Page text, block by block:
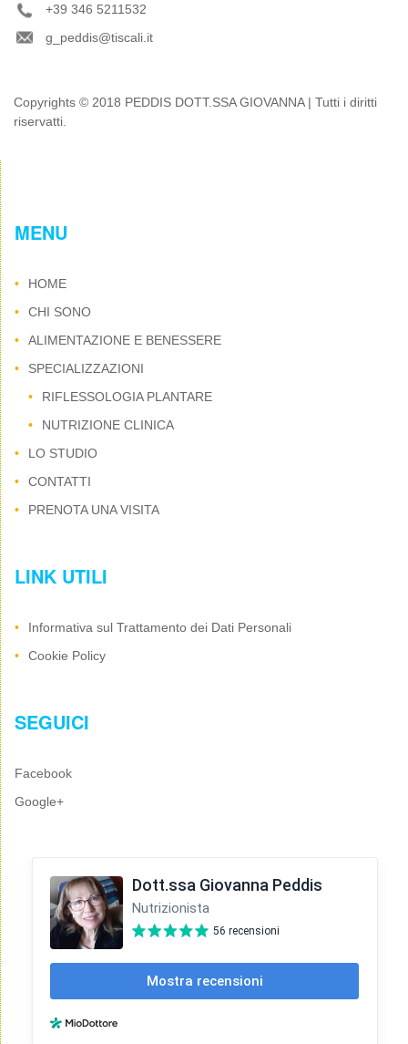
+39 346 5211532
g_peddis@tiscali.it
Copyrights © 2018 PEDDIS DOTT.SSA GIOVANNA | Tutti i diritti
riservatti.
MENU
HOME
CHI SONO
ALIMENTAZIONE E BENESSERE
SPECIALIZZAZIONI
RIFLESSOLOGIA PLANTARE
NUTRIZIONE CLINICA
LO STUDIO
CONTATTI
PRENOTA UNA VISITA
LINK UTILI
Informativa sul Trattamento dei Dati Personali
Cookie Policy
SEGUICI
Facebook
Google+